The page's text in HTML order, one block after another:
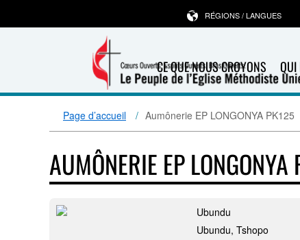
CE QUE NOUS CROYONS QUI
RÉGIONS / LANGUES
Page d’accueil Aumônerie EP LONGONYA PK125
AUMÔNERIE EP LONGONYA
Ubundu
Ubundu, Tshopo